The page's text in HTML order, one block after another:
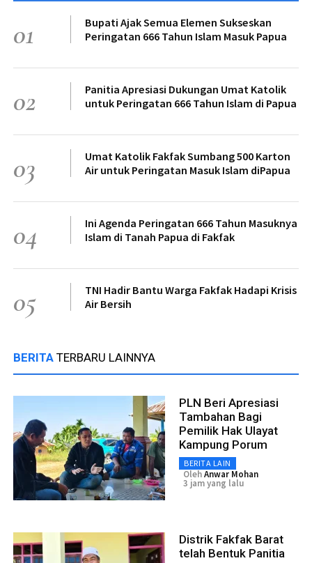
01
Bupati Ajak Semua Elemen Sukseskan
Peringatan 666 Tahun Islam Masuk Papua
02
Panitia Apresiasi Dukungan Umat Katolik
untuk Peringatan 666 Tahun Islam di Papua
03
Umat Katolik Fakfak Sumbang 500 Karton
Air untuk Peringatan Masuk Islam diPapua
04
Ini Agenda Peringatan 666 Tahun Masuknya
Islam di Tanah Papua di Fakfak
05
TNI Hadir Bantu Warga Fakfak Hadapi Krisis
Air Bersih
BERITA TERBARU LAINNYA
PLN Beri Apresiasi
Tambahan Bagi
Pemilik Hak Ulayat
Kampung Porum
BERITA LAIN
OlehAnwar Mohan
3 jam yang lalu
Distrik Fakfak Barat
telah Bentuk Panitia